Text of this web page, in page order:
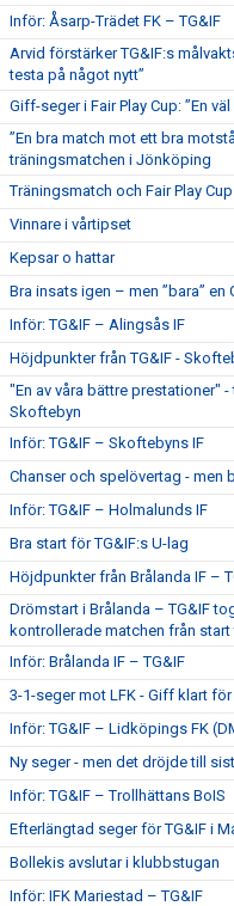
Inför: Åsarp-Trädet FK – TG&IF
Arvid förstärker TG&IF:s
testa på något nytt”
Giff-seger i Fair Play Cup: ”En
”En bra match mot ett bra
träningsmatchen i Jönköping
Träningsmatch och Fair Play
Vinnare i vårtipset
Kepsar o hattar
Bra insats igen – men ”bara”
Inför: TG&IF – Alingsås IF
Höjdpunkter från TG&IF -
"En av våra bättre prestationer"
Skoftebyn
Inför: TG&IF – Skoftebyns IF
Chanser och spelövertag - men
Inför: TG&IF – Holmalunds IF
Bra start för TG&IF:s U-lag
Höjdpunkter från Brålanda IF –
Drömstart i Brålanda – TG&IF
kontrollerade matchen från start
Inför: Brålanda IF – TG&IF
3-1-seger mot LFK - Giff klart
Inför: TG&IF – Lidköpings FK
Ny seger - men det dröjde till
Inför: TG&IF – Trollhättans BoIS
Efterlängtad seger för TG&IF i
Bollekis avslutar i klubbstugan
Inför: IFK Mariestad – TG&IF